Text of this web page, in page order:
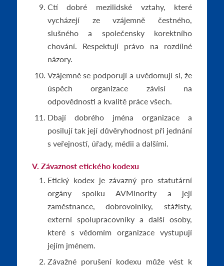
Ctí dobré mezilidské vztahy, které
vycházejí ze vzájemně čestného,
slušného a společensky korektního
chování. Respektují právo na rozdílné
názory.
Vzájemně se podporují a uvědomují si, že
úspěch organizace závisí na
odpovědnosti a kvalitě práce všech.
Dbají dobrého jména organizace a
posilují tak její důvěryhodnost při jednání
s veřejností, úřady, médii a dalšími.
V. Závaznost etického kodexu
Etický kodex je závazný pro statutární
orgány spolku AVMinority a její
zaměstnance, dobrovolníky, stážisty,
externí spolupracovníky a další osoby,
které s vědomím organizace vystupují
jejím jménem.
Závažné porušení kodexu může vést k